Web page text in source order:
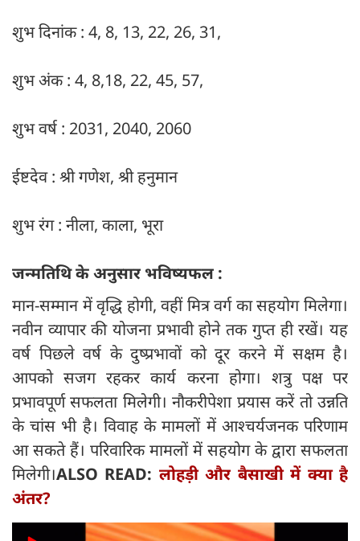
शुभ दिनांक : 4, 8, 13, 22, 26, 31,
शुभ अंक : 4, 8,18, 22, 45, 57,
शुभ वर्ष : 2031, 2040, 2060
ईष्टदेव : श्री गणेश, श्री हनुमान
शुभ रंग : नीला, काला, भूरा
जन्मतिथि के अनुसार भविष्यफल :
मान-सम्मान में वृद्धि होगी, वहीं मित्र वर्ग का सहयोग मिलेगा।
नवीन व्यापार की योजना प्रभावी होने तक गुप्त ही रखें। यह
वर्ष पिछले वर्ष के दुष्प्रभावों को दूर करने में सक्षम है।
आपको सजग रहकर कार्य करना होगा। शत्रु पक्ष पर
प्रभावपूर्ण सफलता मिलेगी। नौकरीपेशा प्रयास करें तो उन्नति
के चांस भी है। विवाह के मामलों में आश्चर्यजनक परिणाम
आ सकते हैं। परिवारिक मामलों में सहयोग के द्वारा सफलता
मिलेगी।ALSO READ: लोहड़ी और बैसाखी में क्या है
अंतर?